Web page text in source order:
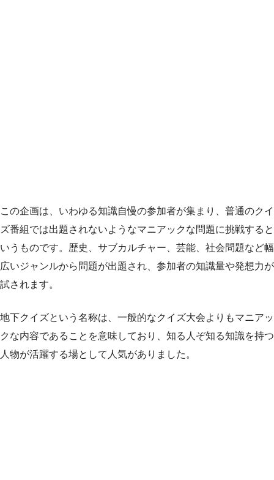
この企画は、いわゆる知識自慢の参加者が集まり、普通のクイ
ズ番組では出題されないようなマニアックな問題に挑戦すると
いうものです。歴史、サブカルチャー、芸能、社会問題など幅
広いジャンルから問題が出題され、参加者の知識量や発想力が
試されます。
地下クイズという名称は、一般的なクイズ大会よりもマニアッ
クな内容であることを意味しており、知る人ぞ知る知識を持つ
人物が活躍する場として人気がありました。